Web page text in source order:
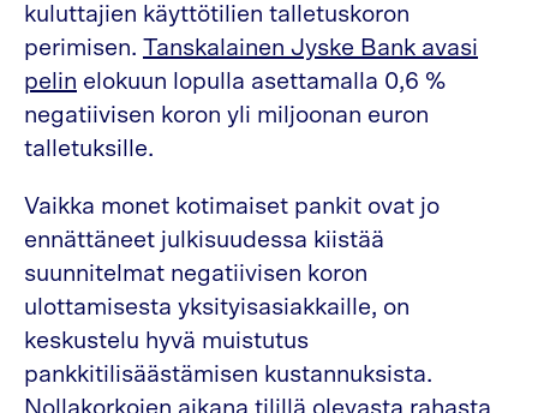
kuluttajien käyttötilien talletuskoron
perimisen. Tanskalainen Jyske Bank avasi
pelin elokuun lopulla asettamalla 0,6 %
negatiivisen koron yli miljoonan euron
talletuksille.
Vaikka monet kotimaiset pankit ovat jo
ennättäneet julkisuudessa kiistää
suunnitelmat negatiivisen koron
ulottamisesta yksityisasiakkaille, on
keskustelu hyvä muistutus
pankkitilisäästämisen kustannuksista.
Nollakorkojen aikana tilillä olevasta rahasta